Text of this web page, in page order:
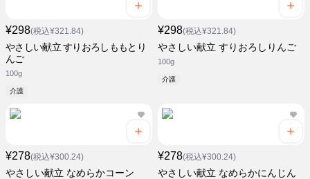
¥298(税込¥321.84)
やさしい献立 すりおろしももとり
んご
100g
介護
¥298(税込¥321.84)
やさしい献立 すりおろしりんご
100g
介護
¥278(税込¥300.24)
やさしい献立 なめらかコーン
¥278(税込¥300.24)
やさしい献立 なめらかにんじん